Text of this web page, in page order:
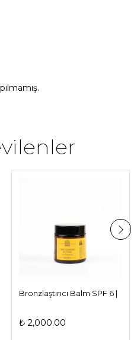
Bronzlaştırıcı Balm SPF 6 |
₺ 2,000.00